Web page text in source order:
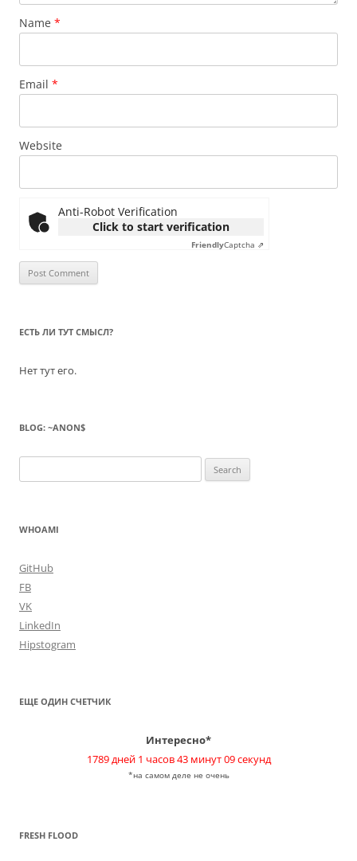
Name *
Email *
Website
Anti-Robot Verification
Click to start verification
FriendlyCaptcha ⇗
ЕСТЬ ЛИ ТУТ СМЫСЛ?
Нет тут его.
BLOG: ~ANON$
for:
WHOAMI
GitHub
FB
VK
LinkedIn
Hipstogram
ЕЩЕ ОДИН СЧЕТЧИК
Интересно*
1789 дней 1 часов 43 минут 09 секунд
*на самом деле не очень
FRESH FLOOD